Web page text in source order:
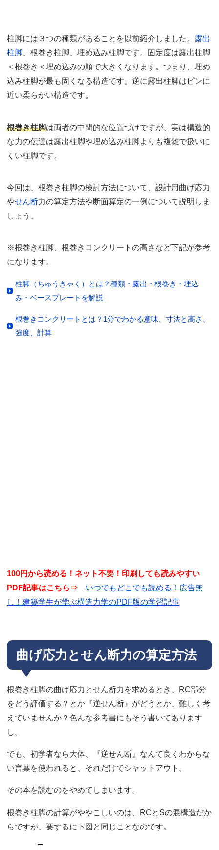
柱脚には３つの種類があることを以前紹介しました。 露出
柱脚 、根巻き柱脚、埋め込み柱脚です。固定度は露出柱脚
＜根巻き＜埋め込みの順で大きくなります。つまり、埋め
込み柱脚が最も固くなる構造です。逆に露出柱脚はピンに
近い柔らかい構造です。
根巻き柱脚は両者の中間的な位置づけですが、実は構造的
な力の伝達は露出柱脚や埋め込み柱脚よりも複雑で扱いに
くい柱脚です。
今回は、根巻き柱脚の検討方法について、設計用曲げ応力
やせん断力の算定方法や断面算定の一例について説明しま
しょう。
※根巻き柱脚、根巻きコンクリートの高さなど下記が参考
になります。
柱脚（ちゅうきゃく）とは？種類・露出・根巻き・埋込
み・ベースプレートを解説
根巻きコンクリートとは？1分でわかる意味、寸法と高さ、
強度、計算
100円から読める！ネット不要！印刷しても読みやすい
PDF記事はこちら⇒ いつでもどこでも読める！広告無
し！建築学生が学ぶ構造力学のPDF版の学習記事
曲げ応力とせん断力の算定方法
根巻き柱脚の曲げ応力とせん断力を求めるとき、RC部分
をどう評価する？とか『逆せん断』がどうとか、難しく考
えていませんか？色んな参考書にもそう書いてあります
し。
でも、初学者なら大体、『逆せん断』なんて良くわからな
い言葉を使われると、それだけでシャットアウト。
その本を読むのをやめてしまいます。
根巻き柱脚の計算がややこしいのは、RCとSの混構造だか
らですが、要するに下図と同じことなのです。